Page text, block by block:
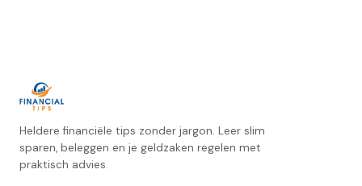
Heldere financiële tips zonder jargon. Leer slim
sparen, beleggen en je geldzaken regelen met
praktisch advies.